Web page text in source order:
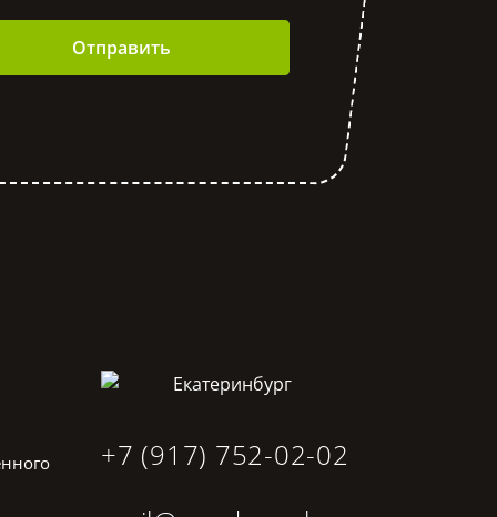
Отправить
Екатеринбург
+7 (917) 752-02-02